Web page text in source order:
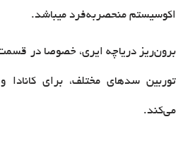
اکوسیستم منحصربه‌فرد میباشد.
برون‌ریز دریاچه ایری، خصوصا در قسمت
توربین سدهای مختلف، برای کانادا
می‌کند.